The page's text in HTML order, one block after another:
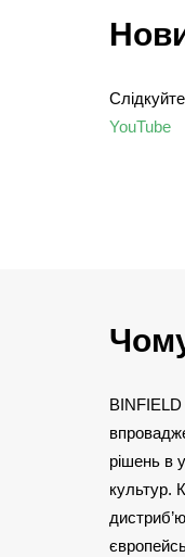
YouTube
BINFIELD
рішень в
культур.